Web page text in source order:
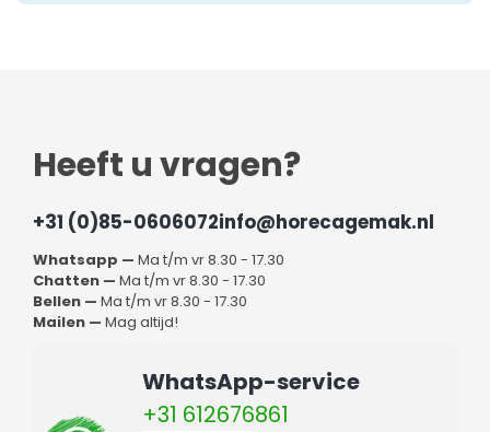
Heeft u vragen?
+31 (0)85-0606072info@horecagemak.nl
Whatsapp — Ma t/m vr 8.30 - 17.30
Chatten — Ma t/m vr 8.30 - 17.30
Bellen — Ma t/m vr 8.30 - 17.30
Mailen — Mag altijd!
WhatsApp-service
+31 612676861